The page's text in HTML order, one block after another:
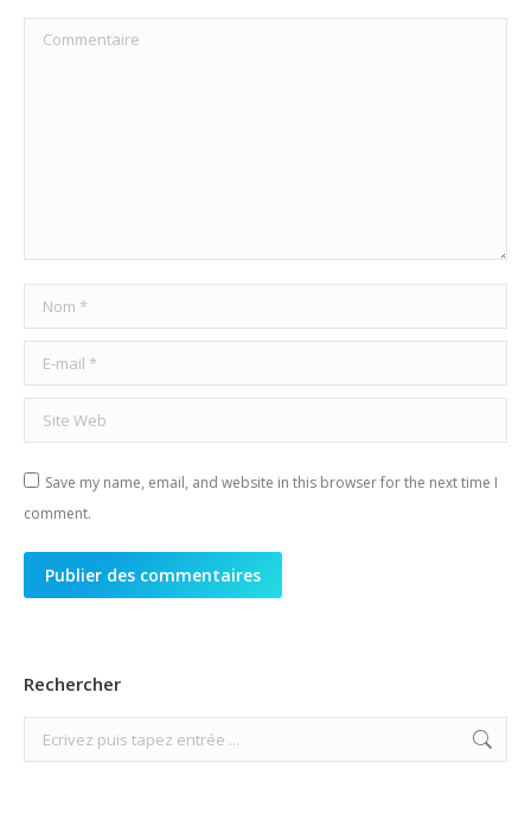
Commentaire
Nom *
E-mail *
Site Web
Save my name, email, and website in this browser for the next time I
comment.
Publier des commentaires
Rechercher
Search: